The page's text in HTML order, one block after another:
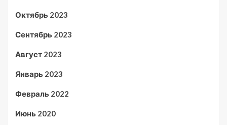
Октябрь 2023
Сентябрь 2023
Август 2023
Январь 2023
Февраль 2022
Июнь 2020